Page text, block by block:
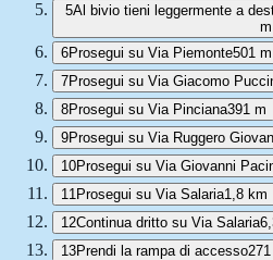
5Al bivio tieni leggermente a
m
6Prosegui su Via Piemonte501 m
7Prosegui su Via Giacomo
8Prosegui su Via Pinciana391 m
9Prosegui su Via Ruggero
10Prosegui su Via Giovanni
11 Prosegui su Via Salaria1,8 km
12Continua dritto su Via Salaria
13Prendi la rampa di accesso